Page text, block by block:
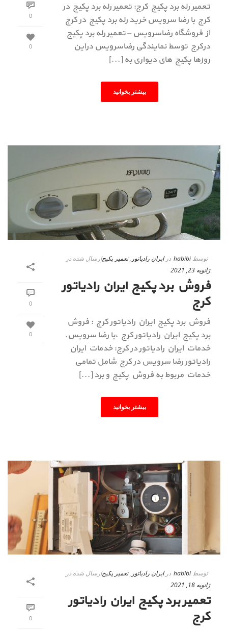
0
0
تعمیر رله برد پکیج کرج: تعمیر رله برد پکیج در
کرج با رضا سرویس خرید رله برد پکیج در کرج
از فروشگاه رضاسرویس – تعمیر رله برد پکیج
درکرج توسط نمایندگی رضاسرویس دراین
روزها پکیج های دیواری به [...]
بیشتر بخوانید
0
0
توسط habibi درایران رادیاتور ,تعمیر پکیجارسال شده در
ژانویه 23, 2021
فروش برد پکیج ایران رادیاتور
کرج
فروش برد پکیج ایران رادیاتور کرج : فروش
برد پکیج ایران رادیاتور کرج ،با رضا سرویس.
خدمات ایران رادیاتور در کرج: خدمات ایران
رادیاتور رضا سرویس در کرج شامل تمامی
خدمات مربوط به فروش پکیج و برد [...]
بیشتر بخوانید
0
توسط habibi درایران رادیاتور ,تعمیر پکیجارسال شده در
ژانویه 18, 2021
تعمیر برد پکیج ایران رادیاتور
کرج